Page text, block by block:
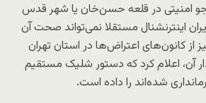
جو امنیتی در قلعه حسن‌خان یا شهر قدس
اینترنشنال مستقلا نمی‌تواند صحت آن
از کانون‌های اعتراض‌ها در استان تهران
آن، اعلام کرد که دستور شلیک مستقیم
شده‌اند را داده است.